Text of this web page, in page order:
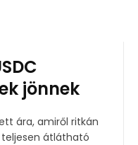
jönnek
ára, amiről ritkán
teljesen átlátható